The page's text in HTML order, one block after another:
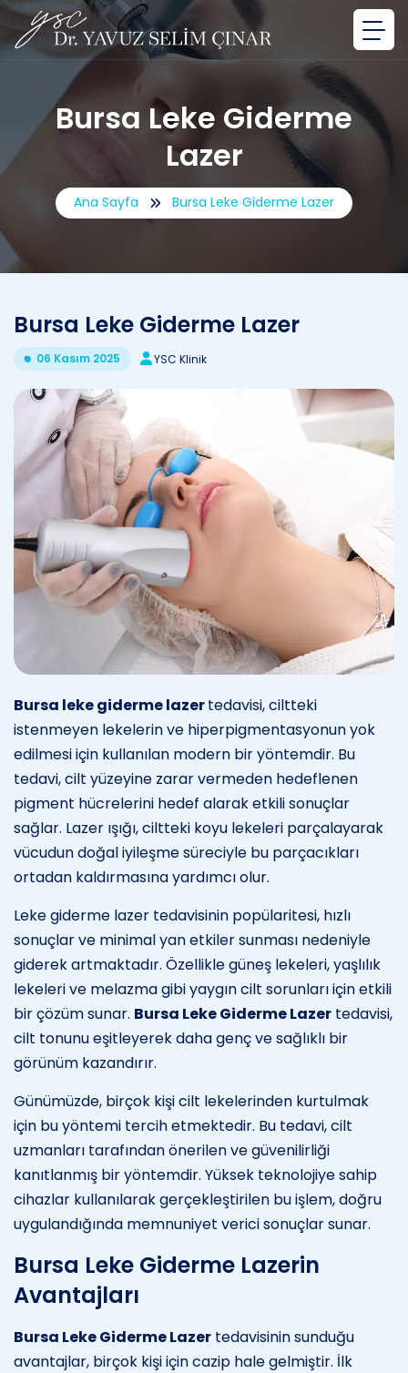
Bursa Leke Giderme
Lazer
Ana Sayfa Bursa Leke Giderme Lazer
Bursa Leke Giderme Lazer
06 Kasım 2025 YSC Klinik
Bursa leke giderme lazertedavisi, ciltteki
istenmeyen lekelerin ve hiperpigmentasyonun yok
edilmesi için kullanılan modern bir yöntemdir. Bu
tedavi, cilt yüzeyine zarar vermeden hedeflenen
pigment hücrelerini hedef alarak etkili sonuçlar
sağlar. Lazer ışığı, ciltteki koyu lekeleri parçalayarak
vücudun doğal iyileşme süreciyle bu parçacıkları
ortadan kaldırmasına yardımcı olur.
Leke giderme lazer tedavisinin popülaritesi, hızlı
sonuçlar ve minimal yan etkiler sunması nedeniyle
giderek artmaktadır. Özellikle güneş lekeleri, yaşlılık
lekeleri ve melazma gibi yaygın cilt sorunları için etkili
bir çözüm sunar. Bursa Leke Giderme Lazer tedavisi,
cilt tonunu eşitleyerek daha genç ve sağlıklı bir
görünüm kazandırır.
Günümüzde, birçok kişi cilt lekelerinden kurtulmak
için bu yöntemi tercih etmektedir. Bu tedavi, cilt
uzmanları tarafından önerilen ve güvenilirliği
kanıtlanmış bir yöntemdir. Yüksek teknolojiye sahip
cihazlar kullanılarak gerçekleştirilen bu işlem, doğru
uygulandığında memnuniyet verici sonuçlar sunar.
Bursa Leke Giderme Lazerin
Avantajları
Bursa Leke Giderme Lazer tedavisinin sunduğu
avantajlar, birçok kişi için cazip hale gelmiştir. İlk